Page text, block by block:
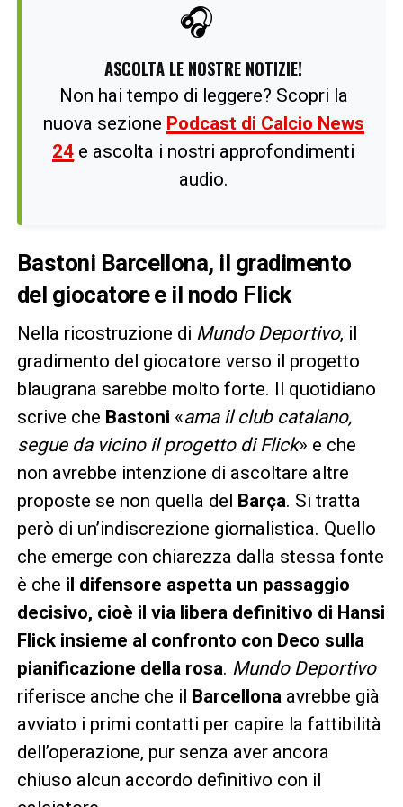
🎧
ASCOLTA LE NOSTRE NOTIZIE!
Non hai tempo di leggere? Scopri la
nuova sezione Podcast di Calcio News
24 e ascolta i nostri approfondimenti
audio.
Bastoni Barcellona, il gradimento
del giocatore e il nodo Flick
Nella ricostruzione di Mundo Deportivo, il
gradimento del giocatore verso il progetto
blaugrana sarebbe molto forte. Il quotidiano
scrive che Bastoni «ama il club catalano,
segue da vicino il progetto di Flick» e che
non avrebbe intenzione di ascoltare altre
proposte se non quella del Barça. Si tratta
però di un’indiscrezione giornalistica. Quello
che emerge con chiarezza dalla stessa fonte
è che il difensore aspetta un passaggio
decisivo, cioè il via libera definitivo di Hansi
Flick insieme al confronto con Deco sulla
pianificazione della rosa. Mundo Deportivo
riferisce anche che il Barcellona avrebbe già
avviato i primi contatti per capire la fattibilità
dell’operazione, pur senza aver ancora
chiuso alcun accordo definitivo con il